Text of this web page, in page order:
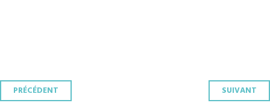
Navigation
PRÉCÉDENT SUIVANT